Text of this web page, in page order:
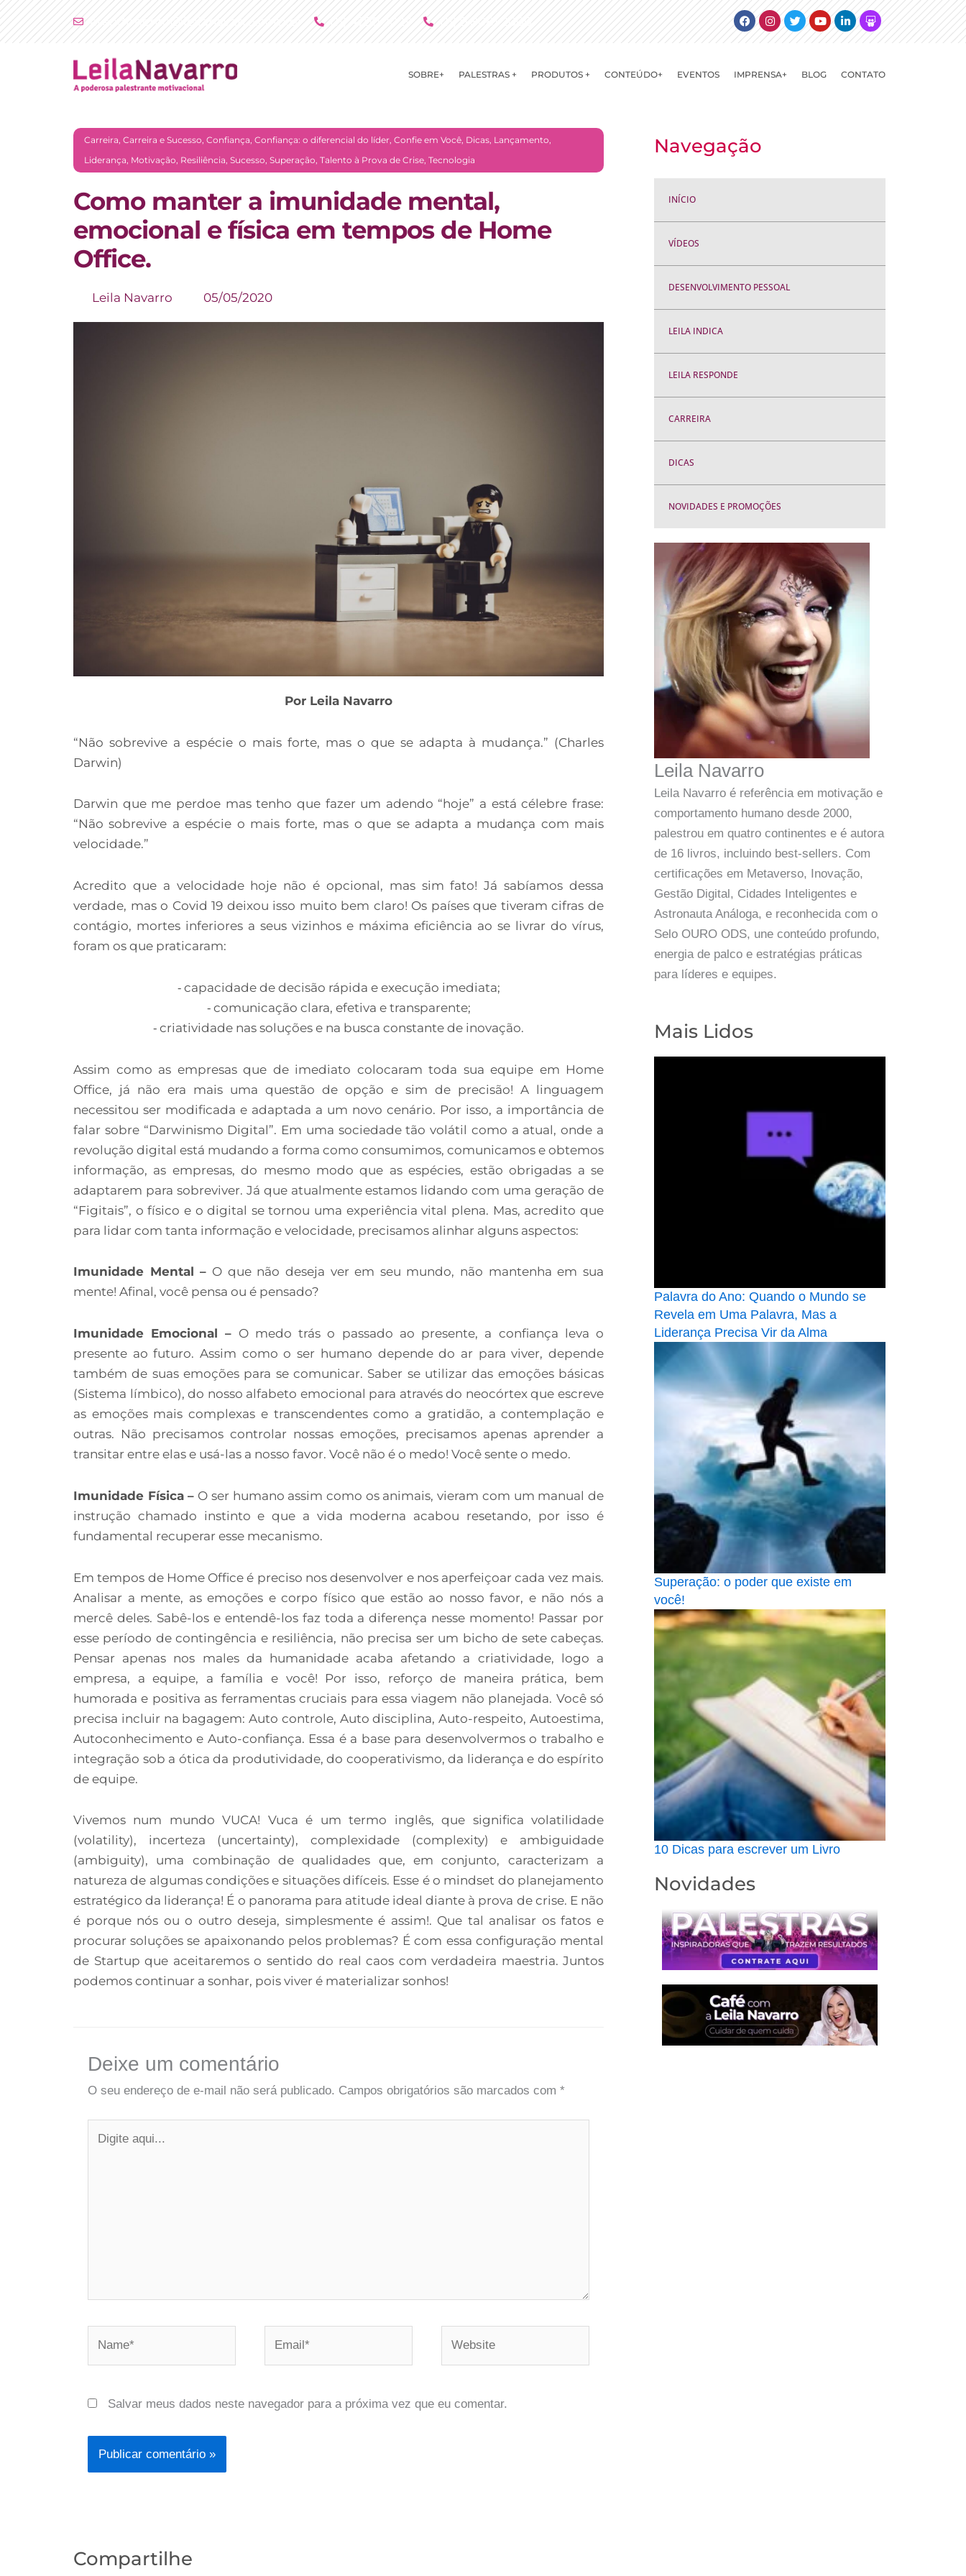
FacebookInstagram
TwitterYoutubeLinkedinSlideshare
SOBRE+ PALESTRAS + PRODUTOS + CONTEÚDO+ EVENTOS IMPRENSA+ BLOG CONTATO
Carreira, Carreira e Sucesso, Confiança, Confiança: o diferencial do líder, Confie em Você, Dicas, Lançamento,
Liderança, Motivação, Resiliência, Sucesso, Superação, Talento à Prova de Crise, Tecnologia
Como manter a imunidade mental,
emocional e física em tempos de Home
Office.
Leila Navarro 05/05/2020
Por Leila Navarro
“Não sobrevive a espécie o mais forte, mas o que se adapta à mudança.” (Charles
Darwin)
Darwin que me perdoe mas tenho que fazer um adendo “hoje” a está célebre frase:
“Não sobrevive a espécie o mais forte, mas o que se adapta a mudança com mais
velocidade.”
Acredito que a velocidade hoje não é opcional, mas sim fato! Já sabíamos dessa
verdade, mas o Covid 19 deixou isso muito bem claro! Os países que tiveram cifras de
contágio, mortes inferiores a seus vizinhos e máxima eficiência ao se livrar do vírus,
foram os que praticaram:
⁃ capacidade de decisão rápida e execução imediata;
⁃ comunicação clara, efetiva e transparente;
⁃ criatividade nas soluções e na busca constante de inovação.
Assim como as empresas que de imediato colocaram toda sua equipe em Home
Office, já não era mais uma questão de opção e sim de precisão! A linguagem
necessitou ser modificada e adaptada a um novo cenário. Por isso, a importância de
falar sobre “Darwinismo Digital”. Em uma sociedade tão volátil como a atual, onde a
revolução digital está mudando a forma como consumimos, comunicamos e obtemos
informação, as empresas, do mesmo modo que as espécies, estão obrigadas a se
adaptarem para sobreviver. Já que atualmente estamos lidando com uma geração de
“Figitais”, o físico e o digital se tornou uma experiência vital plena. Mas, acredito que
para lidar com tanta informação e velocidade, precisamos alinhar alguns aspectos:
Imunidade Mental – O que não deseja ver em seu mundo, não mantenha em sua
mente! Afinal, você pensa ou é pensado?
Imunidade Emocional – O medo trás o passado ao presente, a confiança leva o
presente ao futuro. Assim como o ser humano depende do ar para viver, depende
também de suas emoções para se comunicar. Saber se utilizar das emoções básicas
(Sistema límbico), do nosso alfabeto emocional para através do neocórtex que escreve
as emoções mais complexas e transcendentes como a gratidão, a contemplação e
outras. Não precisamos controlar nossas emoções, precisamos apenas aprender a
transitar entre elas e usá-las a nosso favor. Você não é o medo! Você sente o medo.
Imunidade Física – O ser humano assim como os animais, vieram com um manual de
instrução chamado instinto e que a vida moderna acabou resetando, por isso é
fundamental recuperar esse mecanismo.
Em tempos de Home Office é preciso nos desenvolver e nos aperfeiçoar cada vez mais.
Analisar a mente, as emoções e corpo físico que estão ao nosso favor, e não nós a
mercê deles. Sabê-los e entendê-los faz toda a diferença nesse momento! Passar por
esse período de contingência e resiliência, não precisa ser um bicho de sete cabeças.
Pensar apenas nos males da humanidade acaba afetando a criatividade, logo a
empresa, a equipe, a família e você! Por isso, reforço de maneira prática, bem
humorada e positiva as ferramentas cruciais para essa viagem não planejada. Você só
precisa incluir na bagagem: Auto controle, Auto disciplina, Auto-respeito, Autoestima,
Autoconhecimento e Auto-confiança. Essa é a base para desenvolvermos o trabalho e
integração sob a ótica da produtividade, do cooperativismo, da liderança e do espírito
de equipe.
Vivemos num mundo VUCA! Vuca é um termo inglês, que significa volatilidade
(volatility), incerteza (uncertainty), complexidade (complexity) e ambiguidade
(ambiguity), uma combinação de qualidades que, em conjunto, caracterizam a
natureza de algumas condições e situações difíceis. Esse é o mindset do planejamento
estratégico da liderança! É o panorama para atitude ideal diante à prova de crise. E não
é porque nós ou o outro deseja, simplesmente é assim!. Que tal analisar os fatos e
procurar soluções se apaixonando pelos problemas? É com essa configuração mental
de Startup que aceitaremos o sentido do real caos com verdadeira maestria. Juntos
podemos continuar a sonhar, pois viver é materializar sonhos!
Deixe um comentário
O seu endereço de e-mail não será publicado. Campos obrigatórios são marcados com *
aqui...
Salvar meus dados neste navegador para a próxima vez que eu comentar.
Compartilhe
Navegação
INÍCIO
VÍDEOS
DESENVOLVIMENTO PESSOAL
LEILA INDICA
LEILA RESPONDE
CARREIRA
DICAS
NOVIDADES E PROMOÇÕES
Leila Navarro
Leila Navarro é referência em motivação e
comportamento humano desde 2000,
palestrou em quatro continentes e é autora
de 16 livros, incluindo best-sellers. Com
certificações em Metaverso, Inovação,
Gestão Digital, Cidades Inteligentes e
Astronauta Análoga, e reconhecida com o
Selo OURO ODS, une conteúdo profundo,
energia de palco e estratégias práticas
para líderes e equipes.
Mais Lidos
Palavra do Ano: Quando o Mundo se
Revela em Uma Palavra, Mas a
Liderança Precisa Vir da Alma
Superação: o poder que existe em
você!
10 Dicas para escrever um Livro
Novidades